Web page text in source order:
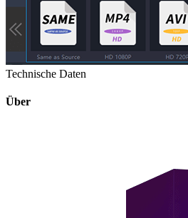
Technische Daten
Über